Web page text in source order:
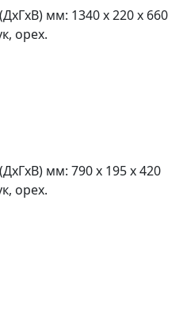
мм: 1340 x 220 x 660
орех.
мм: 790 x 195 x 420
орех.